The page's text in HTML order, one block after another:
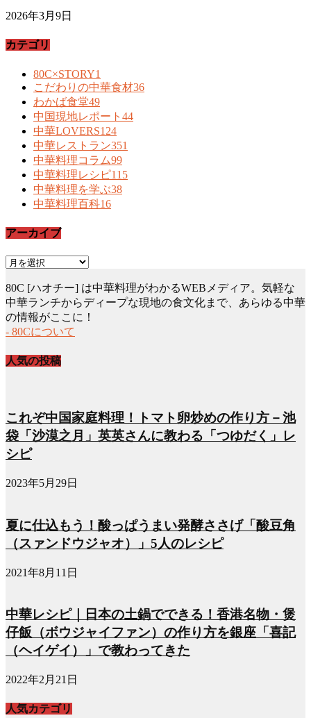
2026年3月9日
カテゴリ
80C×STORY1
こだわりの中華食材36
わかば食堂49
中国現地レポート 44
中華LOVERS124
中華レストラン351
中華料理コラム99
中華料理レシピ115
中華料理を学ぶ38
中華料理百科16
アーカイブ
ア
カ
イ
ブ
80C [ハオチー] は中華料理がわかるWEBメディア。気軽な
中華ランチからディープな現地の食文化まで、あらゆる中華
の情報がここに！
- 80Cについて
人気の投稿
これぞ中国家庭料理！トマト卵炒めの作り方－池
袋「沙漠之月」英英さんに教わる「つゆだく」レ
シピ
2023年5月29日
夏に仕込もう！酸っぱうまい発酵ささげ「酸豆角
（スァンドウジャオ）」5人のレシピ
2021年8月11日
中華レシピ｜日本の土鍋でできる！香港名物・煲
仔飯（ボウジャイファン）の作り方を銀座「喜記
（ヘイゲイ）」で教わってきた
2022年2月21日
人気カテゴリ